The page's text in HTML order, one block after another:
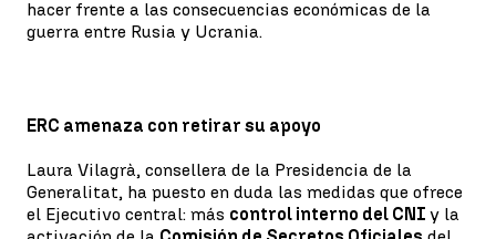
hacer frente a las consecuencias económicas de la
guerra entre Rusia y Ucrania.
ERC amenaza con retirar su apoyo
Laura Vilagrà, consellera de la Presidencia de la
Generalitat, ha puesto en duda las medidas que ofrece
el Ejecutivo central: más control interno del CNI y la